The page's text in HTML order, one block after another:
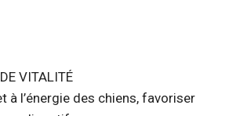
VITALITÉ
l’énergie des chiens, favoriser